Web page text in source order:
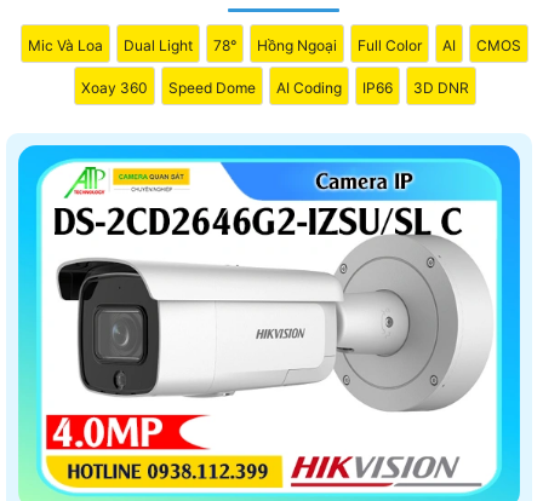
Mic Và Loa Dual Light 78° Hồng Ngoại Full Color AI CMOS
Xoay 360 Speed Dome AI Coding IP66 3D DNR